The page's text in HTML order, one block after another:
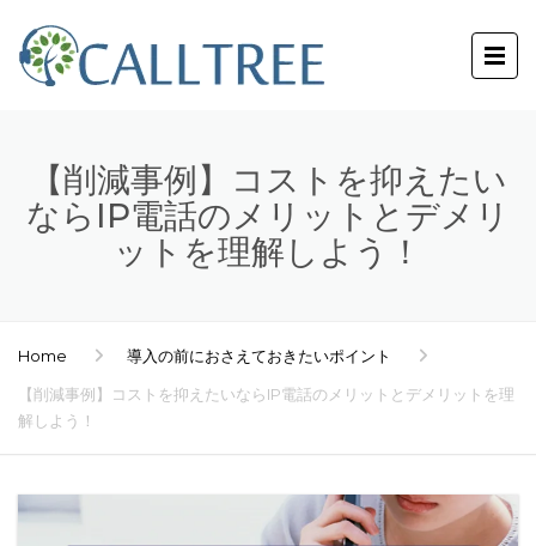
【削減事例】コストを抑えたい
ならIP電話のメリットとデメリ
ットを理解しよう！
Home
導入の前におさえておきたいポイント
【削減事例】コストを抑えたいならIP電話のメリットとデメリットを理
解しよう！